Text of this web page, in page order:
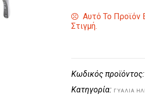
Αυτό Το Προϊόν
Στιγμή.
Κωδικός προϊόντος:
Κατηγορία: ΓΥΑΛΙΆ